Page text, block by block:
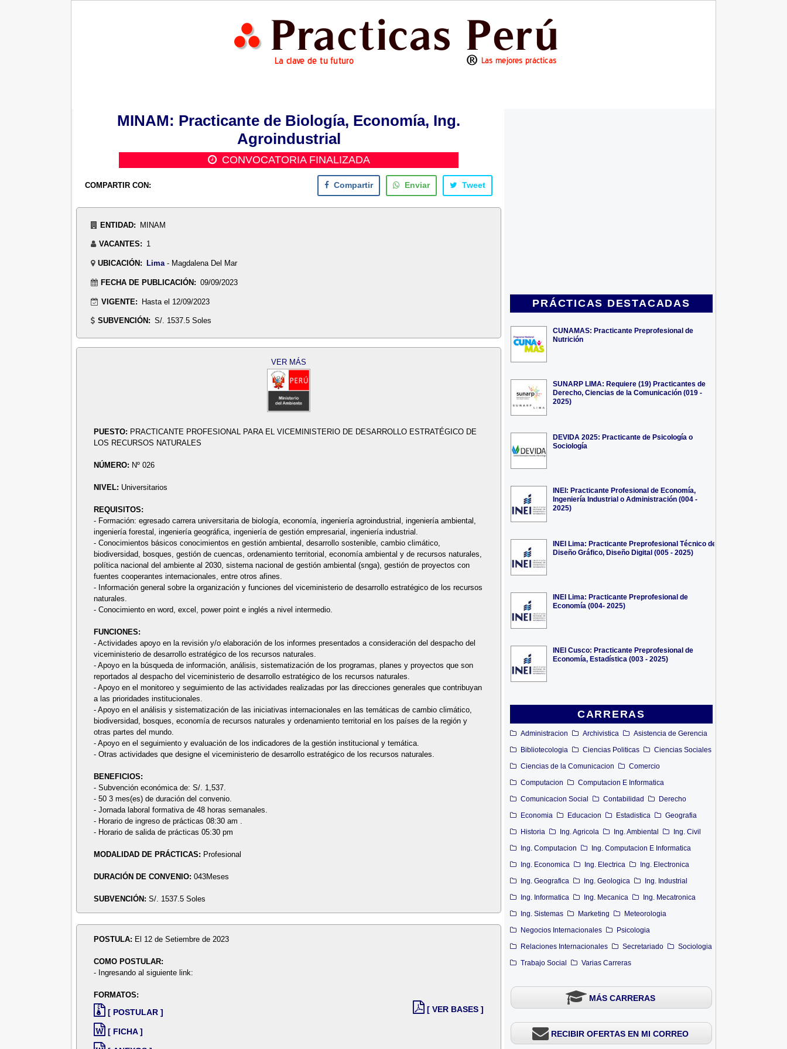
PRÁCTICAS DESTACADAS
CUNAMAS: Practicante Preprofesional de
Nutrición
SUNARP LIMA: Requiere (19) Practicantes de
Derecho, Ciencias de la Comunicación (019 -
2025)
DEVIDA 2025: Practicante de Psicología o
Sociología
INEI: Practicante Profesional de Economía,
Ingeniería Industrial o Administración (004 -
2025)
INEI Lima: Practicante Preprofesional Técnico de
Diseño Gráfico, Diseño Digital (005 - 2025)
INEI Lima: Practicante Preprofesional de
Economía (004- 2025)
INEI Cusco: Practicante Preprofesional de
Economía, Estadística (003 - 2025)
CARRERAS
Administracion Archivistica
Asistencia de Gerencia
Bibliotecologia
Ciencias Politicas
Ciencias Sociales
Ciencias de la Comunicacion
Comercio
Computacion
Computacion E Informatica
Comunicacion Social
Contabilidad
Derecho
Economia
Educacion Estadistica
Geografia
Historia
Ing. Agricola Ing. Ambiental
Ing. Civil
Ing. Computacion
Ing. Computacion E Informatica
Ing. Economica
Ing. Electrica
Ing. Electronica
Ing. Geografica
Ing. Geologica
Ing. Industrial
Ing. Informatica
Ing. Mecanica
Ing. Mecatronica
Ing. Sistemas
Marketing
Meteorologia
Negocios Internacionales
Psicologia
Relaciones Internacionales
Secretariado
Sociologia
Trabajo Social
Varias Carreras
MÁS CARRERAS
RECIBIR OFERTAS EN MI CORREO
MINAM: Practicante de Biología, Economía, Ing.
Agroindustrial
CONVOCATORIA FINALIZADA
COMPARTIR CON: Compartir Enviar Tweet
ENTIDAD: MINAM
VACANTES: 1
UBICACIÓN: Lima- Magdalena Del Mar
FECHA DE PUBLICACIÓN: 09/09/2023
VIGENTE: Hasta el 12/09/2023
SUBVENCIÓN: S/. 1537.5 Soles
VER MÁS
PUESTO: PRACTICANTE PROFESIONAL PARA EL VICEMINISTERIO DE DESARROLLO ESTRATÉGICO DE
LOS RECURSOS NATURALES
NÚMERO: Nº 026
NIVEL: Universitarios
REQUISITOS:
- Formación: egresado carrera universitaria de biología, economía, ingeniería agroindustrial, ingeniería ambiental,
ingeniería forestal, ingeniería geográfica, ingeniería de gestión empresarial, ingeniería industrial.
- Conocimientos básicos conocimientos en gestión ambiental, desarrollo sostenible, cambio climático,
biodiversidad, bosques, gestión de cuencas, ordenamiento territorial, economía ambiental y de recursos naturales,
política nacional del ambiente al 2030, sistema nacional de gestión ambiental (snga), gestión de proyectos con
fuentes cooperantes internacionales, entre otros afines.
- Información general sobre la organización y funciones del viceministerio de desarrollo estratégico de los recursos
naturales.
- Conocimiento en word, excel, power point e inglés a nivel intermedio.
FUNCIONES:
- Actividades apoyo en la revisión y/o elaboración de los informes presentados a consideración del despacho del
viceministerio de desarrollo estratégico de los recursos naturales.
- Apoyo en la búsqueda de información, análisis, sistematización de los programas, planes y proyectos que son
reportados al despacho del viceministerio de desarrollo estratégico de los recursos naturales.
- Apoyo en el monitoreo y seguimiento de las actividades realizadas por las direcciones generales que contribuyan
a las prioridades institucionales.
- Apoyo en el análisis y sistematización de las iniciativas internacionales en las temáticas de cambio climático,
biodiversidad, bosques, economía de recursos naturales y ordenamiento territorial en los países de la región y
otras partes del mundo.
- Apoyo en el seguimiento y evaluación de los indicadores de la gestión institucional y temática.
- Otras actividades que designe el viceministerio de desarrollo estratégico de los recursos naturales.
BENEFICIOS:
- Subvención económica de: S/. 1,537.
- 50 3 mes(es) de duración del convenio.
- Jornada laboral formativa de 48 horas semanales.
- Horario de ingreso de prácticas 08:30 am .
- Horario de salida de prácticas 05:30 pm
MODALIDAD DE PRÁCTICAS: Profesional
DURACIÓN DE CONVENIO:043Meses
SUBVENCIÓN:S/. 1537.5 Soles
POSTULA: El 12 de Setiembre de 2023
COMO POSTULAR:
- Ingresando al siguiente link:
FORMATOS:
[ POSTULAR ]
[ FICHA ]
[ VER BASES ]